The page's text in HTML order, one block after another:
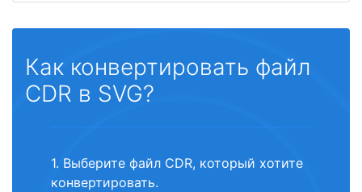
Как конвертировать файл
CDR в SVG?
1. Выберите файл CDR, который хотите
конвертировать.